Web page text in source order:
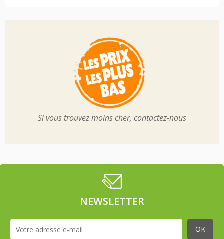
Si vous trouvez moins cher, contactez-nous
NEWSLETTER